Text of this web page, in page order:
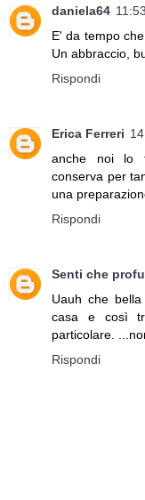
daniela64 11:53
E' da tempo
Un abbraccio,
Rispondi
Erica Ferreri
anche noi lo
conserva per
una
Rispondi
Senti che
Uauh che
casa e così
particolare.
Rispondi